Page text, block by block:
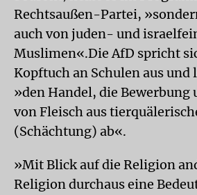
Rechtsaußen-Partei,
auch von juden- und
Muslimen«.Die AfD spricht
Kopftuch an Schulen aus und
»den Handel, die Bewerbung
von Fleisch aus
(Schächtung) ab«.
»Mit Blick auf die Religion
Religion durchaus eine